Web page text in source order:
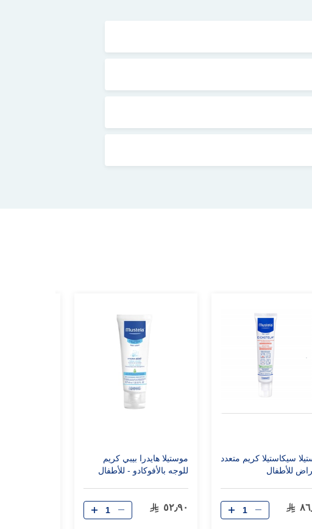
سيكاستيلا كريم متعدد
للأطفال
موستيلا هايدرا بيبي كريم
للوجه بالأفوكادو - للأطفال
٥٢٫٩٠